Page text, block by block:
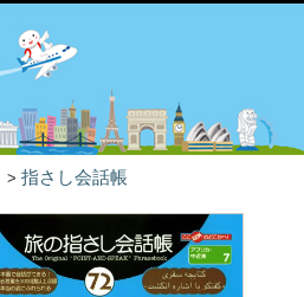
> 指さし会話帳